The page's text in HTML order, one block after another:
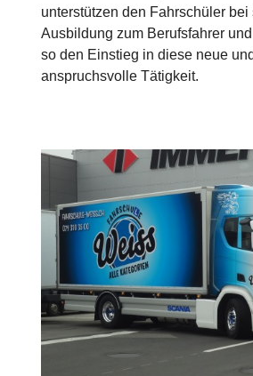
unterstützen den Fahrschüler bei
Ausbildung zum Berufsfahrer
so den Einstieg in diese neue
anspruchsvolle Tätigkeit.